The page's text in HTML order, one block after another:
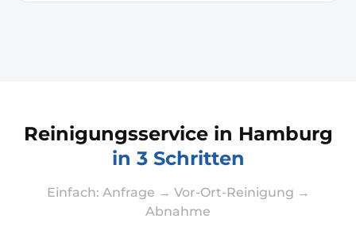
Reinigungsservice in Hamburg
in 3 Schritten
Einfach: Anfrage → Vor-Ort-Reinigung →
Abnahme